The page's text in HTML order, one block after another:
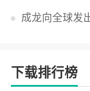
成龙向全球发出入境
下载排行榜